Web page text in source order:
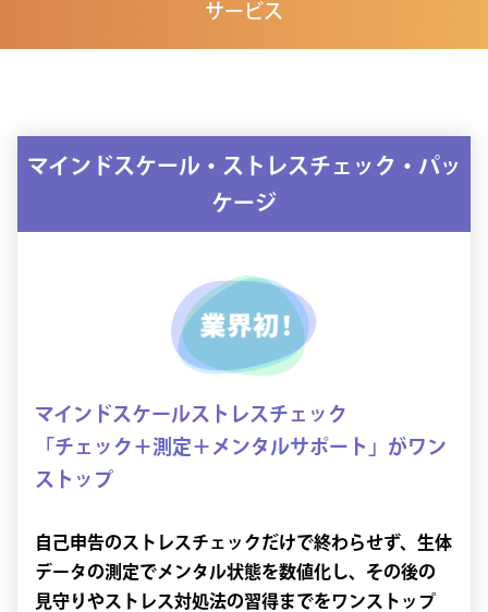
サービス
マインドスケール・ストレスチェック・パッ
ケージ
マインドスケールストレスチェック
「チェック＋測定＋メンタルサポート」がワン
ストップ
自己申告のストレスチェックだけで終わらせず、生体
データの測定でメンタル状態を数値化し、その後の
見守りやストレス対処法の習得までをワンストップ